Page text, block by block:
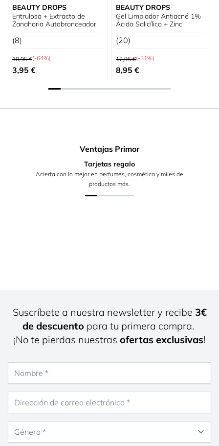
BEAUTY DROPS
Eritrulosa + Extracto de
Zanahoria Autobronceador
(8)
Precio habitual
10,95 €(-64%)
Precio especial
3,95 €
BEAUTY DROPS
Gel Limpiador Antiacné 1%
Ácido Salicílico + Zinc
(20)
Precio habitual
12,95 €(-31%)
Precio especial
8,95 €
Ventajas Primor
Tarjetas regalo
Acierta con lo mejor en perfumes, cosmética y miles de
productos más.
Suscríbete a nuestra newsletter y recibe 3€
de descuento para tu primera compra.
¡No te pierdas nuestras ofertas exclusivas!